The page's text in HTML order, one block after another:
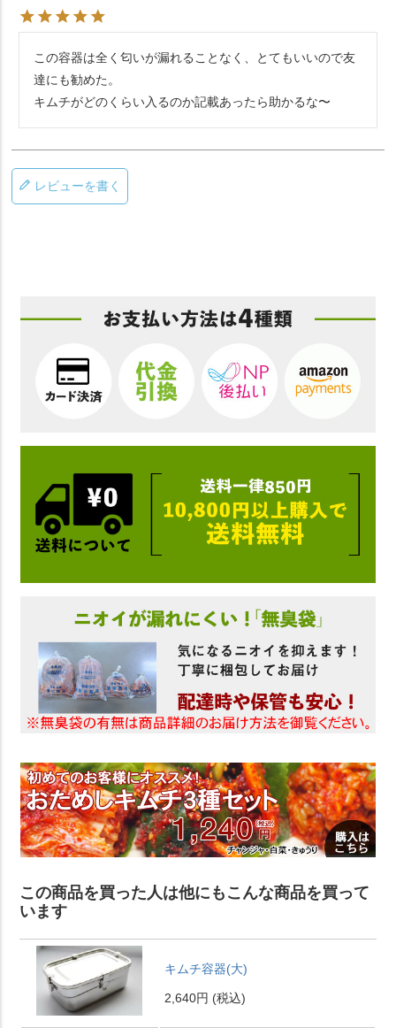
この容器は全く匂いが漏れることなく、とてもいいので友
達にも勧めた。
キムチがどのくらい入るのか記載あったら助かるな〜
レビューを書く
この商品を買った人は他にもこんな商品を買って
います
キムチ容器(大)
2,640円 (税込)